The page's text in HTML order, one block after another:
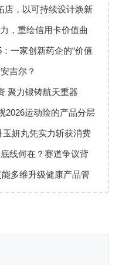
店，以可持续设计焕新
，重绘信用卡价值曲
一家创新药企的“价值
吉尔？
聚力锻铸航天重器
2026运动险的产品分层
妍丸凭实力斩获消费
线何在？赛道争议背
多维升级健康产品管